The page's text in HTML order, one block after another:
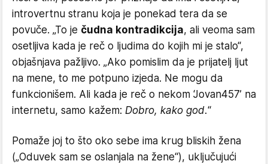
introvertnu stranu koja je ponekad tera da se
povuče. „To je čudna kontradikcija, ali veoma sam
osetljiva kada je reč o ljudima do kojih mi je stalo“,
objašnjava pažljivo. „Ako pomislim da je prijatelj ljut
na mene, to me potpuno izjeda. Ne mogu da
funkcionišem. Ali kada je reč o nekom ‘Jovan457’ na
internetu, samo kažem: Dobro, kako god.“
​Pomaže joj to što oko sebe ima krug bliskih žena
(„Oduvek sam se oslanjala na žene“), uključujući